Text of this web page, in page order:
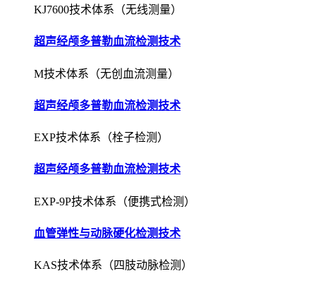
KJ7600技术体系（无线测量）
超声经颅多普勒血流检测技术
M技术体系（无创血流测量）
超声经颅多普勒血流检测技术
EXP技术体系（栓子检测）
超声经颅多普勒血流检测技术
EXP-9P技术体系（便携式检测）
血管弹性与动脉硬化检测技术
KAS技术体系（四肢动脉检测）